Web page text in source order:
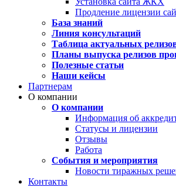
Продление лицензии
База знаний
Линия консультаций
Таблица актуальных
Планы выпуска релизов
Полезные статьи
Наши кейсы
Партнерам
О компании
О компании
Информация об
Статусы и лицензии
Отзывы
Работа
События и мероприятия
Новости тиражных
Контакты